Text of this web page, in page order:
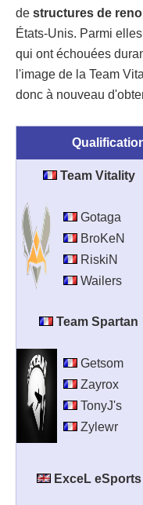
de structures de
États-Unis. Parmi
qui ont échouées
l'image de la Team
donc à nouveau
Team Vitality
Gotaga
BroKeN
RiskiN
Wailers
Team Spartan
Getsom
Zayrox
TonyJ's
Zylewr
ExceL eSports